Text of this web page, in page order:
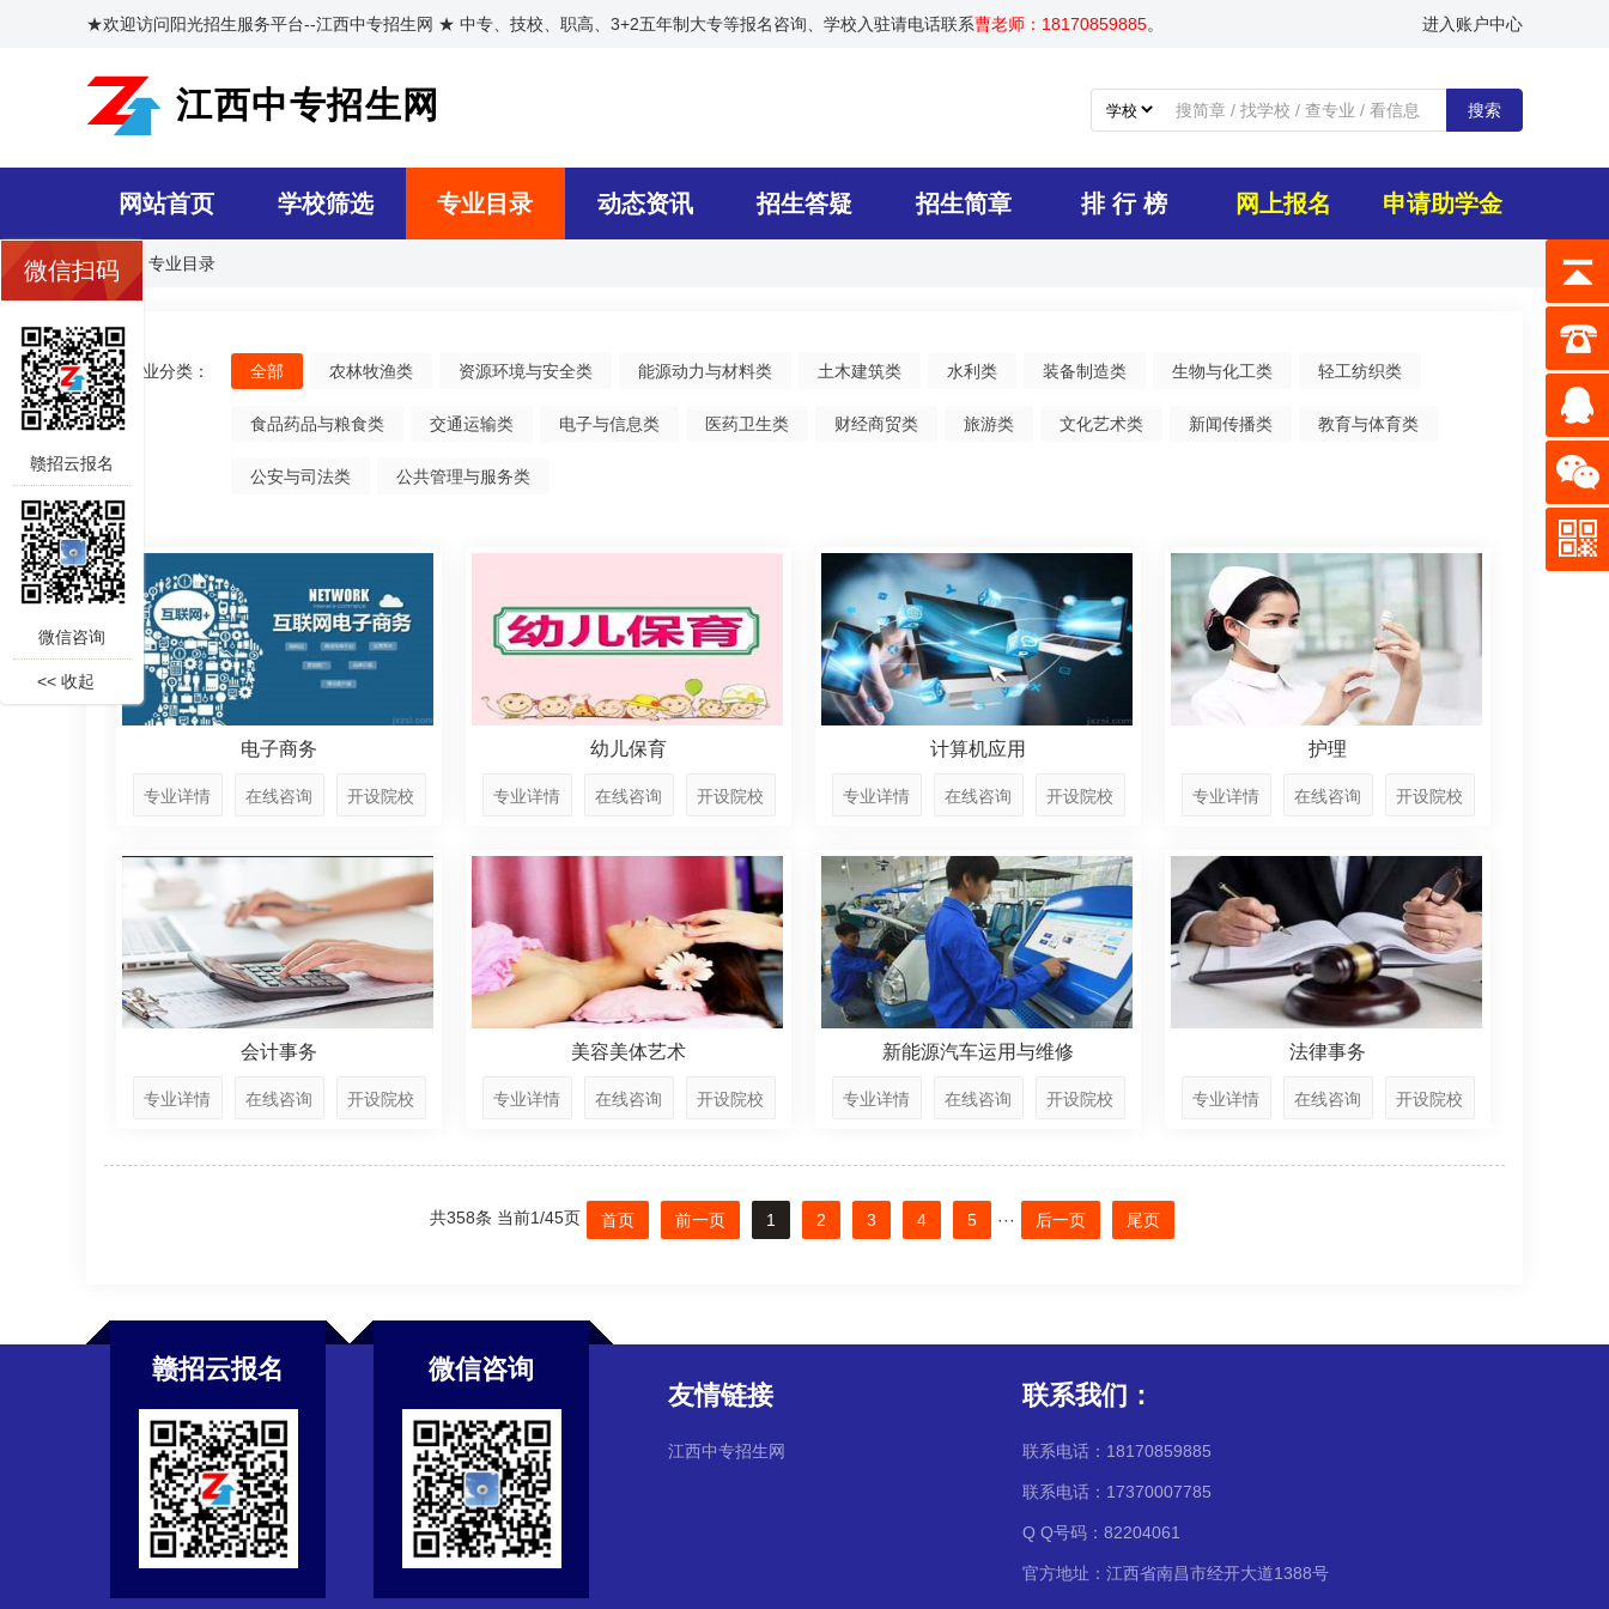
★欢迎访问阳光招生服务平台--江西中专招生网 ★ 中专、技校、职高、3+2五年制大专等报名咨询、学校入驻请电话联系曹老师：18170859885。 进入账户中心
江西中专招生网 搜索
网站首页 学校筛选 专业目录 动态资讯 招生答疑 招生简章 排 行 榜 网上报名 申请助学金
首页 专业目录
专业分类： 全部 农林牧渔类 资源环境与安全类 能源动力与材料类 土木建筑类 水利类 装备制造类 生物与化工类 轻工纺织类
食品药品与粮食类 交通运输类 电子与信息类 医药卫生类 财经商贸类 旅游类 文化艺术类 新闻传播类 教育与体育类
公安与司法类 公共管理与服务类
电子商务
专业详情 在线咨询 开设院校
幼儿保育
专业详情 在线咨询 开设院校
计算机应用
专业详情 在线咨询 开设院校
护理
专业详情 在线咨询 开设院校
会计事务
专业详情 在线咨询 开设院校
美容美体艺术
专业详情 在线咨询 开设院校
新能源汽车运用与维修
专业详情 在线咨询 开设院校
法律事务
专业详情 在线咨询 开设院校
共358条 当前1/45页 首页 前一页 1 2 3 4 5 ··· 后一页 尾页
赣招云报名
微信咨询
友情链接
江西中专招生网
联系我们：
联系电话：18170859885
联系电话：17370007785
Q Q号码：82204061
官方地址：江西省南昌市经开大道1388号
微信扫码
赣招云报名
微信咨询
<< 收起